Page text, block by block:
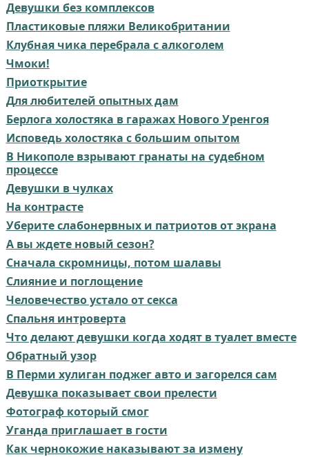
Девушки без комплексов
Пластиковые пляжи Великобритании
Клубная чика перебрала с алкоголем
Чмоки!
Приоткрытие
Для любителей опытных дам
Берлога холостяка в гаражах Нового Уренгоя
Исповедь холостяка с большим опытом
В Никополе взрывают гранаты на судебном
процессе
Девушки в чулках
На контрасте
Уберите слабонервных и патриотов от экрана
А вы ждете новый сезон?
Сначала скромницы, потом шалавы
Слияние и поглощение
Человечество устало от секса
Спальня интроверта
Что делают девушки когда ходят в туалет вместе
Обратный узор
В Перми хулиган поджег авто и загорелся сам
Девушка показывает свои прелести
Фотограф который смог
Уганда приглашает в гости
Как чернокожие наказывают за измену